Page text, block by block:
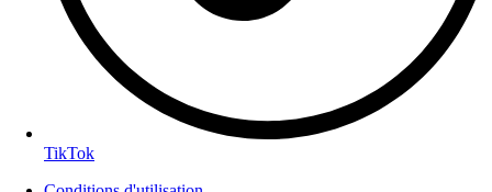
TikTok